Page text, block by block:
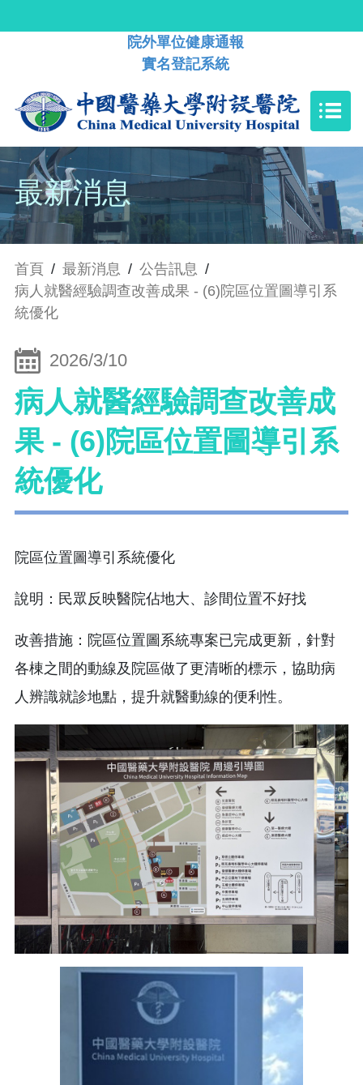
院外單位健康通報
實名登記系統
最新消息
首頁 / 最新消息 / 公告訊息 /
病人就醫經驗調查改善成果 - (6)院區位置圖導引系
統優化
2026/3/10
病人就醫經驗調查改善成
果 - (6)院區位置圖導引系
統優化
院區位置圖導引系統優化
說明：民眾反映醫院佔地大、診間位置不好找
改善措施：院區位置圖系統專案已完成更新，針對
各棟之間的動線及院區做了更清晰的標示，協助病
人辨識就診地點，提升就醫動線的便利性。